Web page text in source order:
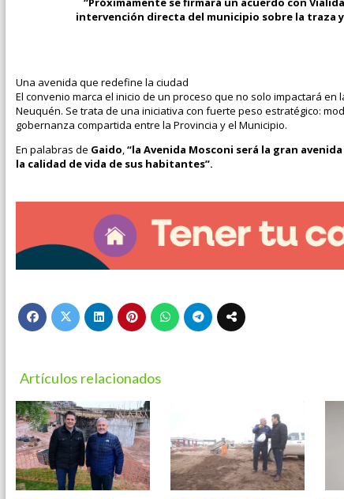
intervención directa del municipio sobre la traza
Una avenida que redefine la ciudad
El convenio marca el inicio de un proceso que no solo impactará
Neuquén. Se trata de una iniciativa con fuerte peso estratégico:
gobernanza compartida entre la Provincia y el Municipio.
En palabras de Gaido,“la Avenida Mosconi será la gran
la calidad de vida de sus habitantes”.
Artículos relacionados